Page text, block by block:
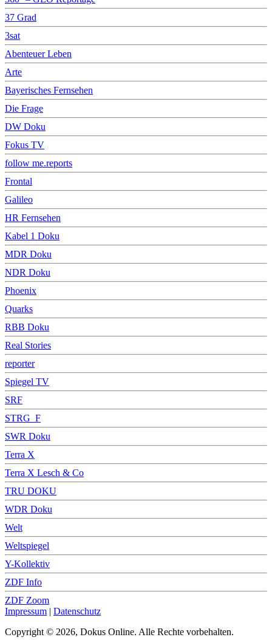
37 Grad
3sat
Abenteuer Leben
Arte
Bayerisches Fernsehen
Die Frage
DW Doku
Fokus TV
follow me.reports
Frontal
Galileo
HR Fernsehen
Kabel 1 Doku
MDR Doku
NDR Doku
Phoenix
Quarks
RBB Doku
Real Stories
reporter
Spiegel TV
SRF
STRG_F
SWR Doku
Terra X
Terra X Lesch & Co
TRU DOKU
WDR Doku
Welt
Weltspiegel
Y-Kollektiv
ZDF Info
ZDF Zoom
Impressum | Datenschutz
Copyright © 2026, Dokus Online. Alle Rechte vorbehalten.